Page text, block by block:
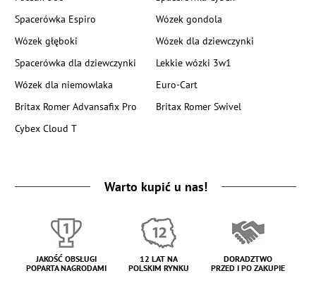
Spacerówka Espiro
Wózek gondola
Wózek głęboki
Wózek dla dziewczynki
Spacerówka dla dziewczynki
Lekkie wózki 3w1
Wózek dla niemowlaka
Euro-Cart
Britax Romer Advansafix Pro
Britax Romer Swivel
Cybex Cloud T
Warto kupić u nas!
JAKOŚĆ OBSŁUGI
POPARTA NAGRODAMI
12 LAT NA
POLSKIM RYNKU
DORADZTWO
PRZED I PO ZAKUPIE